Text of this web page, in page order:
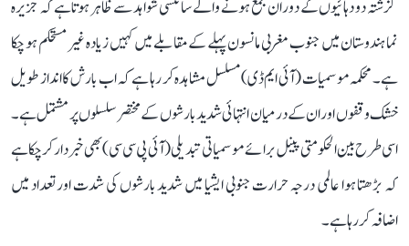
گزشتہ دو دہائیوں کے دوران جمع ہونے والے سائنسی شواہد سے ظاہر ہوتا ہے کہ جزیرہ
نما ہندوستان میں جنوب مغربی مانسون پہلے کے مقابلے میں کہیں زیادہ غیر مستحکم ہو چکا
ہے۔ محکمہ موسمیات (آئی ایم ڈی) مسلسل مشاہدہ کر رہا ہے کہ اب بارش کا انداز طویل
خشک وقفوں اور ان کے درمیان انتہائی شدید بارشوں کے مختصر سلسلوں پر مشتمل ہے۔
اسی طرح بین الحکومتی پینل برائے موسمیاتی تبدیلی (آئی پی سی سی) بھی خبردار کر چکا ہے
کہ بڑھتا ہوا عالمی درجہ حرارت جنوبی ایشیا میں شدید بارشوں کی شدت اور تعداد میں
اضافہ کر رہا ہے۔